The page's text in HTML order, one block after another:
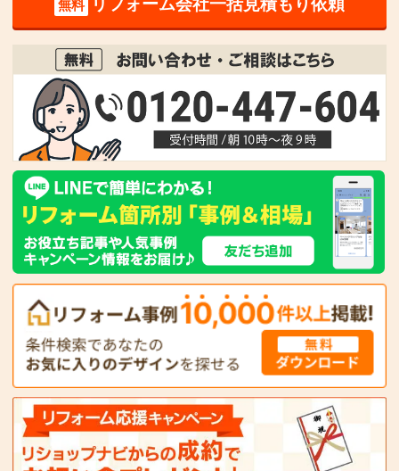
無料 リフォーム会社一括見積もり依頼